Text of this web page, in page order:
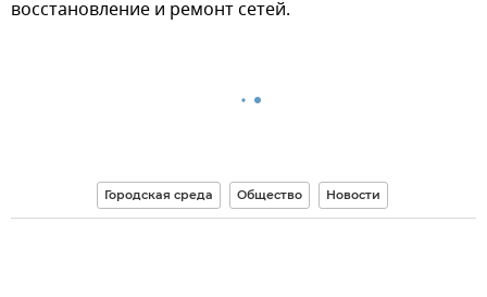
восстановление и ремонт сетей.
Городская среда Общество Новости